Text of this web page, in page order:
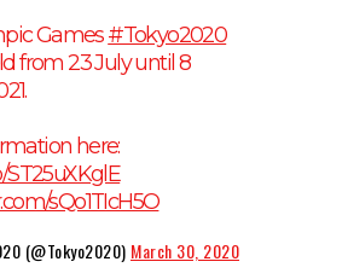
Games#Tokyo2020
from 23 July until 8
here:
ST25uXKglE
sQo1TIcH5O
(@Tokyo2020) March 30, 2020